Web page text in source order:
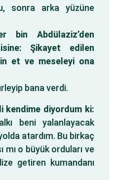
sonra arka yüzüne
bin Abdülaziz’den
Şikayet edilen
et ve meseleyi ona
bana verdi.
kendime diyordum ki:
beni yalanlayacak
atardım. Bu birkaç
mı o büyük orduları ve
getiren kumandanı